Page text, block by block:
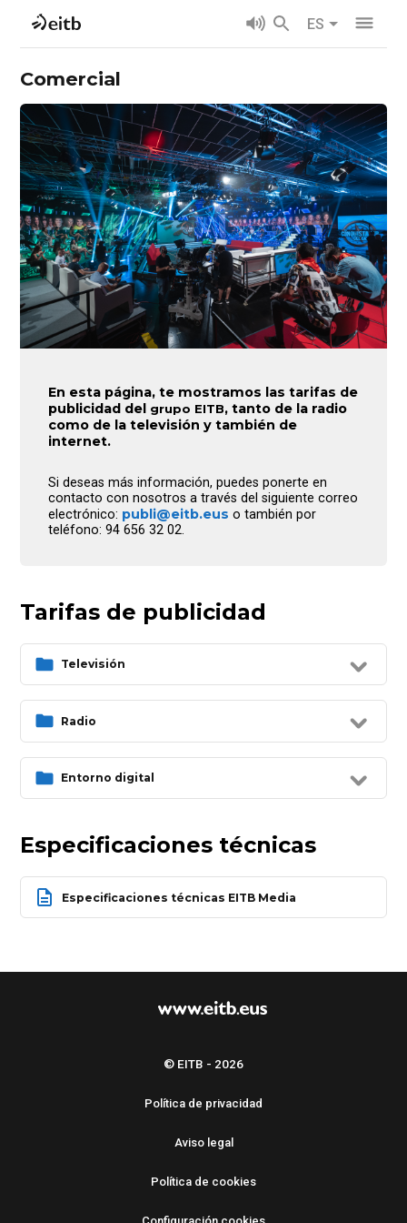
ES
Comercial
En esta página, te mostramos las tarifas de
publicidad del grupo EITB, tanto de la radio
como de la televisión y también de
internet.
Si deseas más información, puedes ponerte en
contacto con nosotros a través del siguiente correo
electrónico: publi@eitb.eus o también por
teléfono: 94 656 32 02.
Tarifas de publicidad
Televisión
Radio
Entorno digital
Especificaciones técnicas
Especificaciones técnicas EITB Media
© EITB - 2026
Política de privacidad
Aviso legal
Política de cookies